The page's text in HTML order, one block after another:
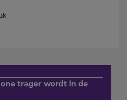
trager wordt in de